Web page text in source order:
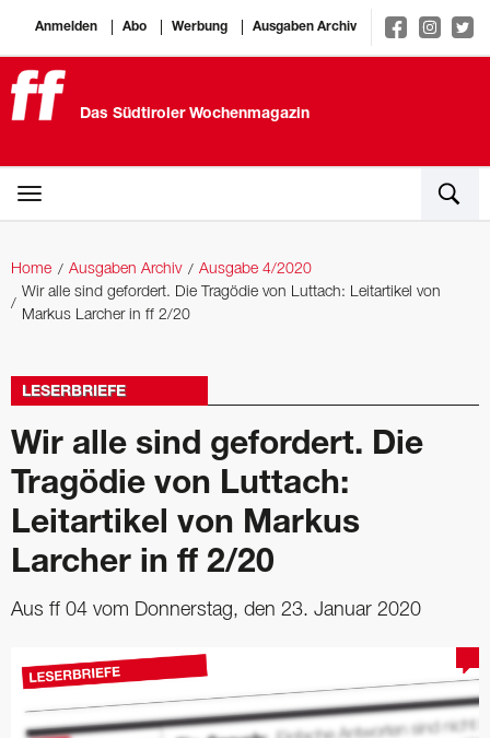
Anmelden Abo Werbung Ausgaben Archiv
Das Südtiroler Wochenmagazin
Home Ausgaben Archiv
Ausgabe 4/2020
Wir alle sind gefordert. Die Tragödie von Luttach: Leitartikel von
Markus Larcher in ff 2/20
LESERBRIEFE
Wir alle sind gefordert. Die
Tragödie von Luttach:
Leitartikel von Markus
Larcher in ff 2/20
Aus ff 04 vom Donnerstag, den 23. Januar 2020